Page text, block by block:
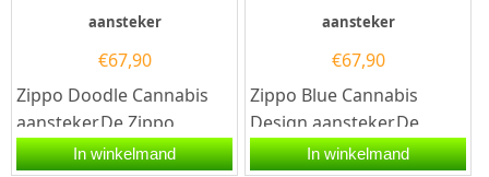
aansteker
€67,90
Zippo Doodle Cannabis
aansteker.De Zippo
Doodle Cannabis
In winkelmand
aansteker
€67,90
Zippo Blue Cannabis
Design aansteker.De
Zippo Blue Cannabis
In winkelmand